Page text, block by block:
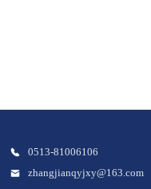
0513-81006106
zhangjianqyjxy@163.com